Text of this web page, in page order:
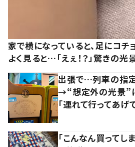
家で横になっていると、足にコチ
よく見ると…「えぇ！？」驚きの光
出張で…列車の指
→“想定外の光景”に
「連れて行ってあげ
「こんなん買ってし